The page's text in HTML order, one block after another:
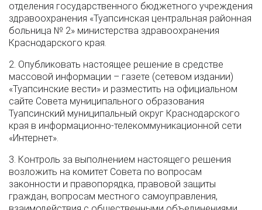
отделения государственного бюджетного учреждения
здравоохранения «Туапсинская центральная районная
больница № 2» министерства здравоохранения
Краснодарского края.
2. Опубликовать настоящее решение в средстве
массовой информации – газете (сетевом издании)
«Туапсинские вести» и разместить на официальном
сайте Совета муниципального образования
Туапсинский муниципальный округ Краснодарского
края в информационно-телекоммуникационной сети
«Интернет».
3. Контроль за выполнением настоящего решения
возложить на комитет Совета по вопросам
законности и правопорядка, правовой защиты
граждан, вопросам местного самоуправления,